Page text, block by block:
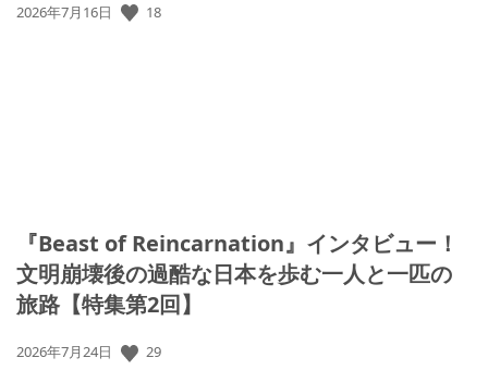
公
2026年7月16日 18
『Beast of Reincarnation』インタビュー！
文明崩壊後の過酷な日本を歩む一人と一匹の
旅路【特集第2回】
公
2026年7月24日 29